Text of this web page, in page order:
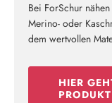
Bei ForSchur
Merino- oder
dem wertvollen
HIER